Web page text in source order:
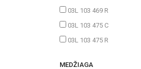
03L 103 469 R
03L 103 475 C
03L 103 475 R
MEDŽIAGA